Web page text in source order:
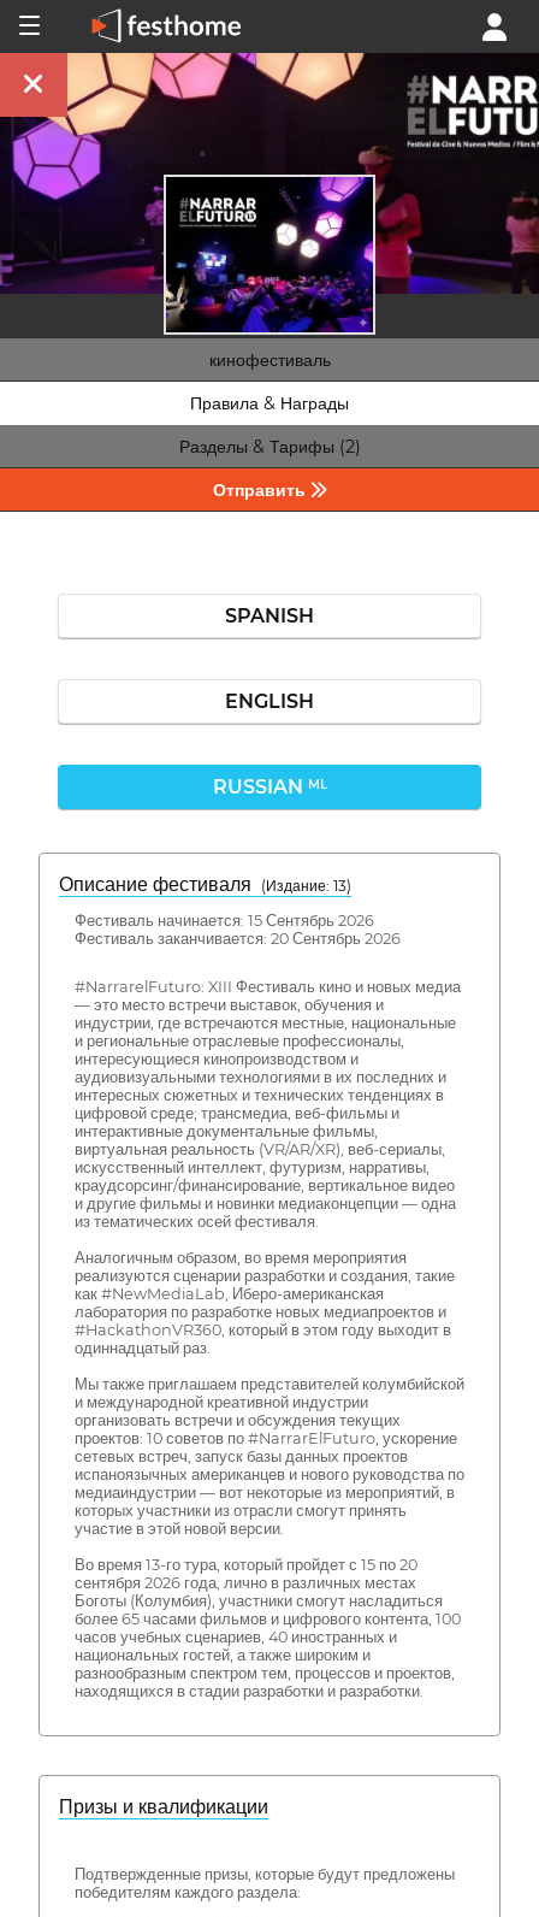
кинофестиваль
Правила & Награды
Разделы & Тарифы (2)
Отправить
SPANISH
ENGLISH
RUSSIAN ML
Описание фестиваля
( Издание: 13)
Фестиваль начинается: 15 Сентябрь 2026
Фестиваль заканчивается: 20 Сентябрь 2026
#NarrarelFuturo: XIII Фестиваль кино и новых медиа
— это место встречи выставок, обучения и
индустрии, где встречаются местные, национальные
и региональные отраслевые профессионалы,
интересующиеся кинопроизводством и
аудиовизуальными технологиями в их последних и
интересных сюжетных и технических тенденциях в
цифровой среде; трансмедиа, веб-фильмы и
интерактивные документальные фильмы,
виртуальная реальность (VR/AR/XR), веб-сериалы,
искусственный интеллект, футуризм, нарративы,
краудсорсинг/финансирование, вертикальное видео
и другие фильмы и новинки медиаконцепции — одна
из тематических осей фестиваля.
Аналогичным образом, во время мероприятия
реализуются сценарии разработки и создания, такие
как #NewMediaLab, Иберо-американская
лаборатория по разработке новых медиапроектов и
#HackathonVR360, который в этом году выходит в
одиннадцатый раз.
Мы также приглашаем представителей колумбийской
и международной креативной индустрии
организовать встречи и обсуждения текущих
проектов: 10 советов по #NarrarElFuturo, ускорение
сетевых встреч, запуск базы данных проектов
испаноязычных американцев и нового руководства по
медиаиндустрии — вот некоторые из мероприятий, в
которых участники из отрасли смогут принять
участие в этой новой версии.
Во время 13-го тура, который пройдет с 15 по 20
сентября 2026 года, лично в различных местах
Боготы (Колумбия), участники смогут насладиться
более 65 часами фильмов и цифрового контента, 100
часов учебных сценариев, 40 иностранных и
национальных гостей, а также широким и
разнообразным спектром тем, процессов и проектов,
находящихся в стадии разработки и разработки.
Призы и квалификации
Подтвержденные призы, которые будут предложены
победителям каждого раздела: